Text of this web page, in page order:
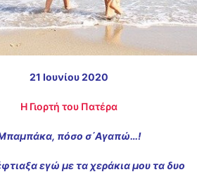
21 Ιουνίου 2020
Η Γιορτή του Πατέρα
πόσο σ΄Αγαπώ…!
εγώ με τα χεράκια μου τα δυο